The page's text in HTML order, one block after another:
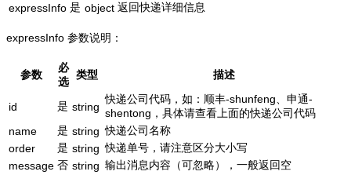
expressInfo 是 object 返回快递详细信息
expressInfo 参数说明：
参数
必
选
类型 描述
id 是 string
快递公司代码，如：顺丰-shunfeng、申通-
shentong，具体请查看上面的快递公司代码
name
是 string 快递公司名称
order
是 string 快递单号，请注意区分大小写
message 否 string 输出消息内容（可忽略），一般返回空